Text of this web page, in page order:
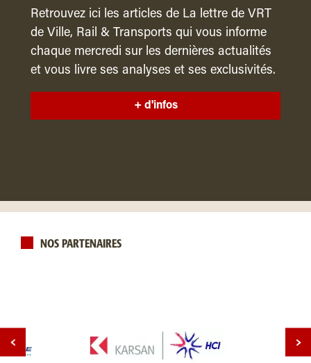
Retrouvez ici les articles de La lettre de VRT
de Ville, Rail & Transports qui vous informe
chaque mercredi sur les dernières actualités
et vous livre ses analyses et ses exclusivités.
+ d'infos
NOS PARTENAIRES